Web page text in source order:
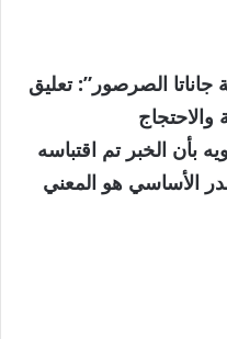
الصرصور”: تعليق
والاحتجاج
24 ونود التنويه بأن الخبر تم اقتباسه
الأساسي هو المعني